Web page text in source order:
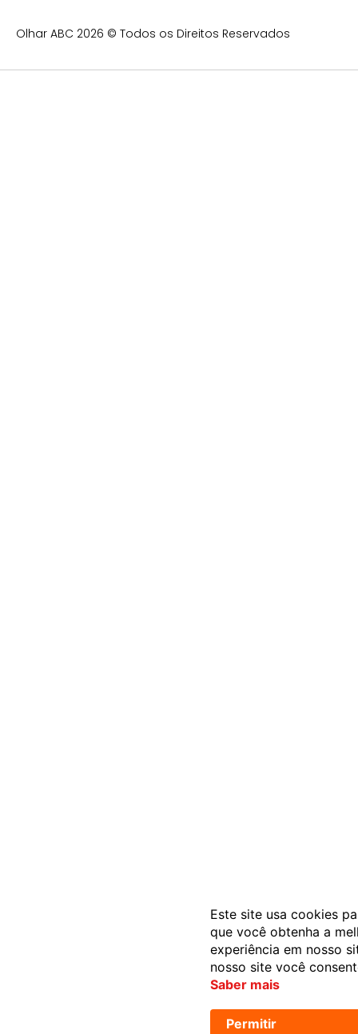
Este site usa cookies
que você obtenha a
experiência em nosso
nosso site você
Saber mais
Permitir
Olhar ABC 2026 © Todos os Direitos Reservados